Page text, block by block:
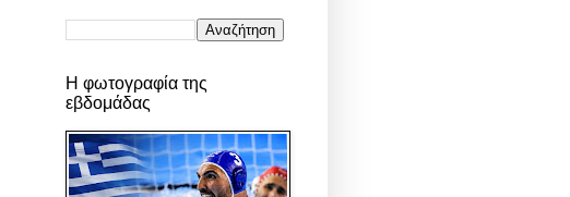
Η φωτογραφία της
εβδομάδας